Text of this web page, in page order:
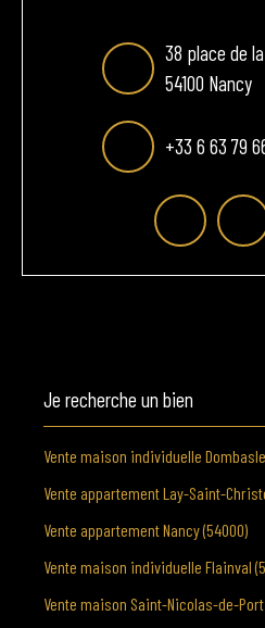
38 place de
54100 Nancy
+33 6 63 79
Je recherche un bien
Vente maison individuelle
Vente appartement Lay-Saint-
Vente appartement Nancy (54000)
Vente maison individuelle Flainval
Vente maison Saint-Nicolas-de-Port